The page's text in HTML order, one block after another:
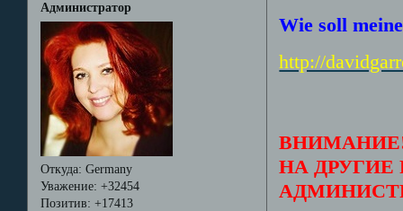
Администратор
Откуда: Germany
Уважение: +32454
Позитив: +17413
Wie soll
http://
НА ДРУГИЕ